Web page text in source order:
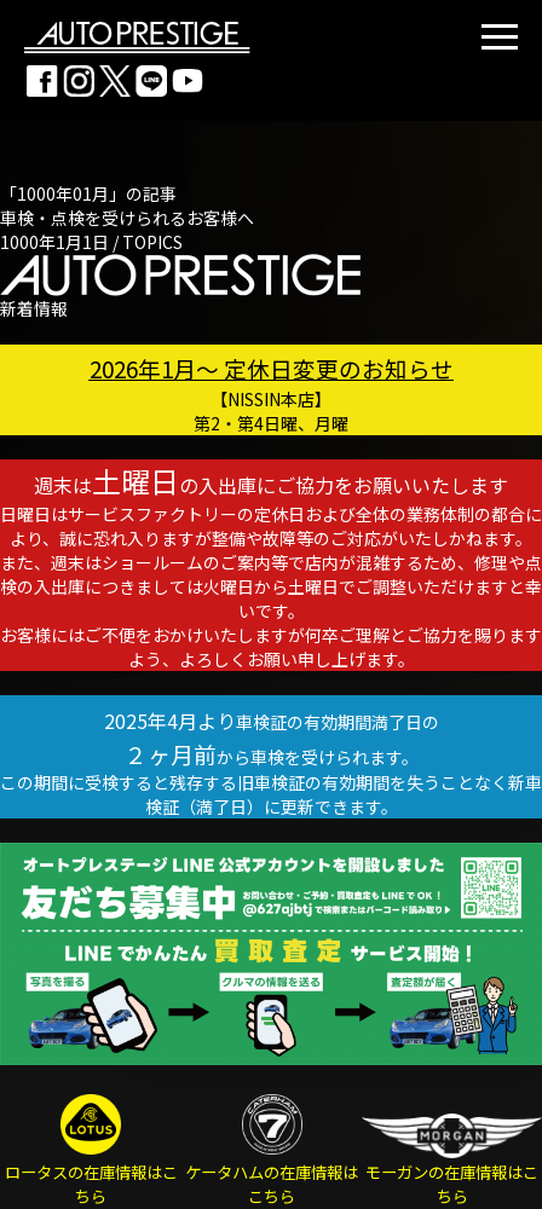
「1000年01月」の記事
車検・点検を受けられるお客様へ
1000年1月1日 /TOPICS
新着情報
2026年1月～ 定休日変更のお知らせ
【NISSIN本店】
第2・第4日曜、月曜
週末は土曜日 の入出庫にご協力をお願いいたします
日曜日はサービスファクトリーの定休日および全体の業務体制の都合に
より、誠に恐れ入りますが整備や故障等のご対応がいたしかねます。
また、週末はショールームのご案内等で店内が混雑するため、修理や点
検の入出庫につきましては火曜日から土曜日でご調整いただけますと幸
いです。
お客様にはご不便をおかけいたしますが何卒ご理解とご協力を賜ります
よう、よろしくお願い申し上げます。
2025年4月より車検証の有効期間満了日の
２ヶ月前から車検を受けられます。
この期間に受検すると残存する旧車検証の有効期間を失うことなく新車
検証（満了日）に更新できます。
ロータスの在庫情報はこ
ちら
ケータハムの在庫情報は
こちら
モーガンの在庫情報はこ
ちら